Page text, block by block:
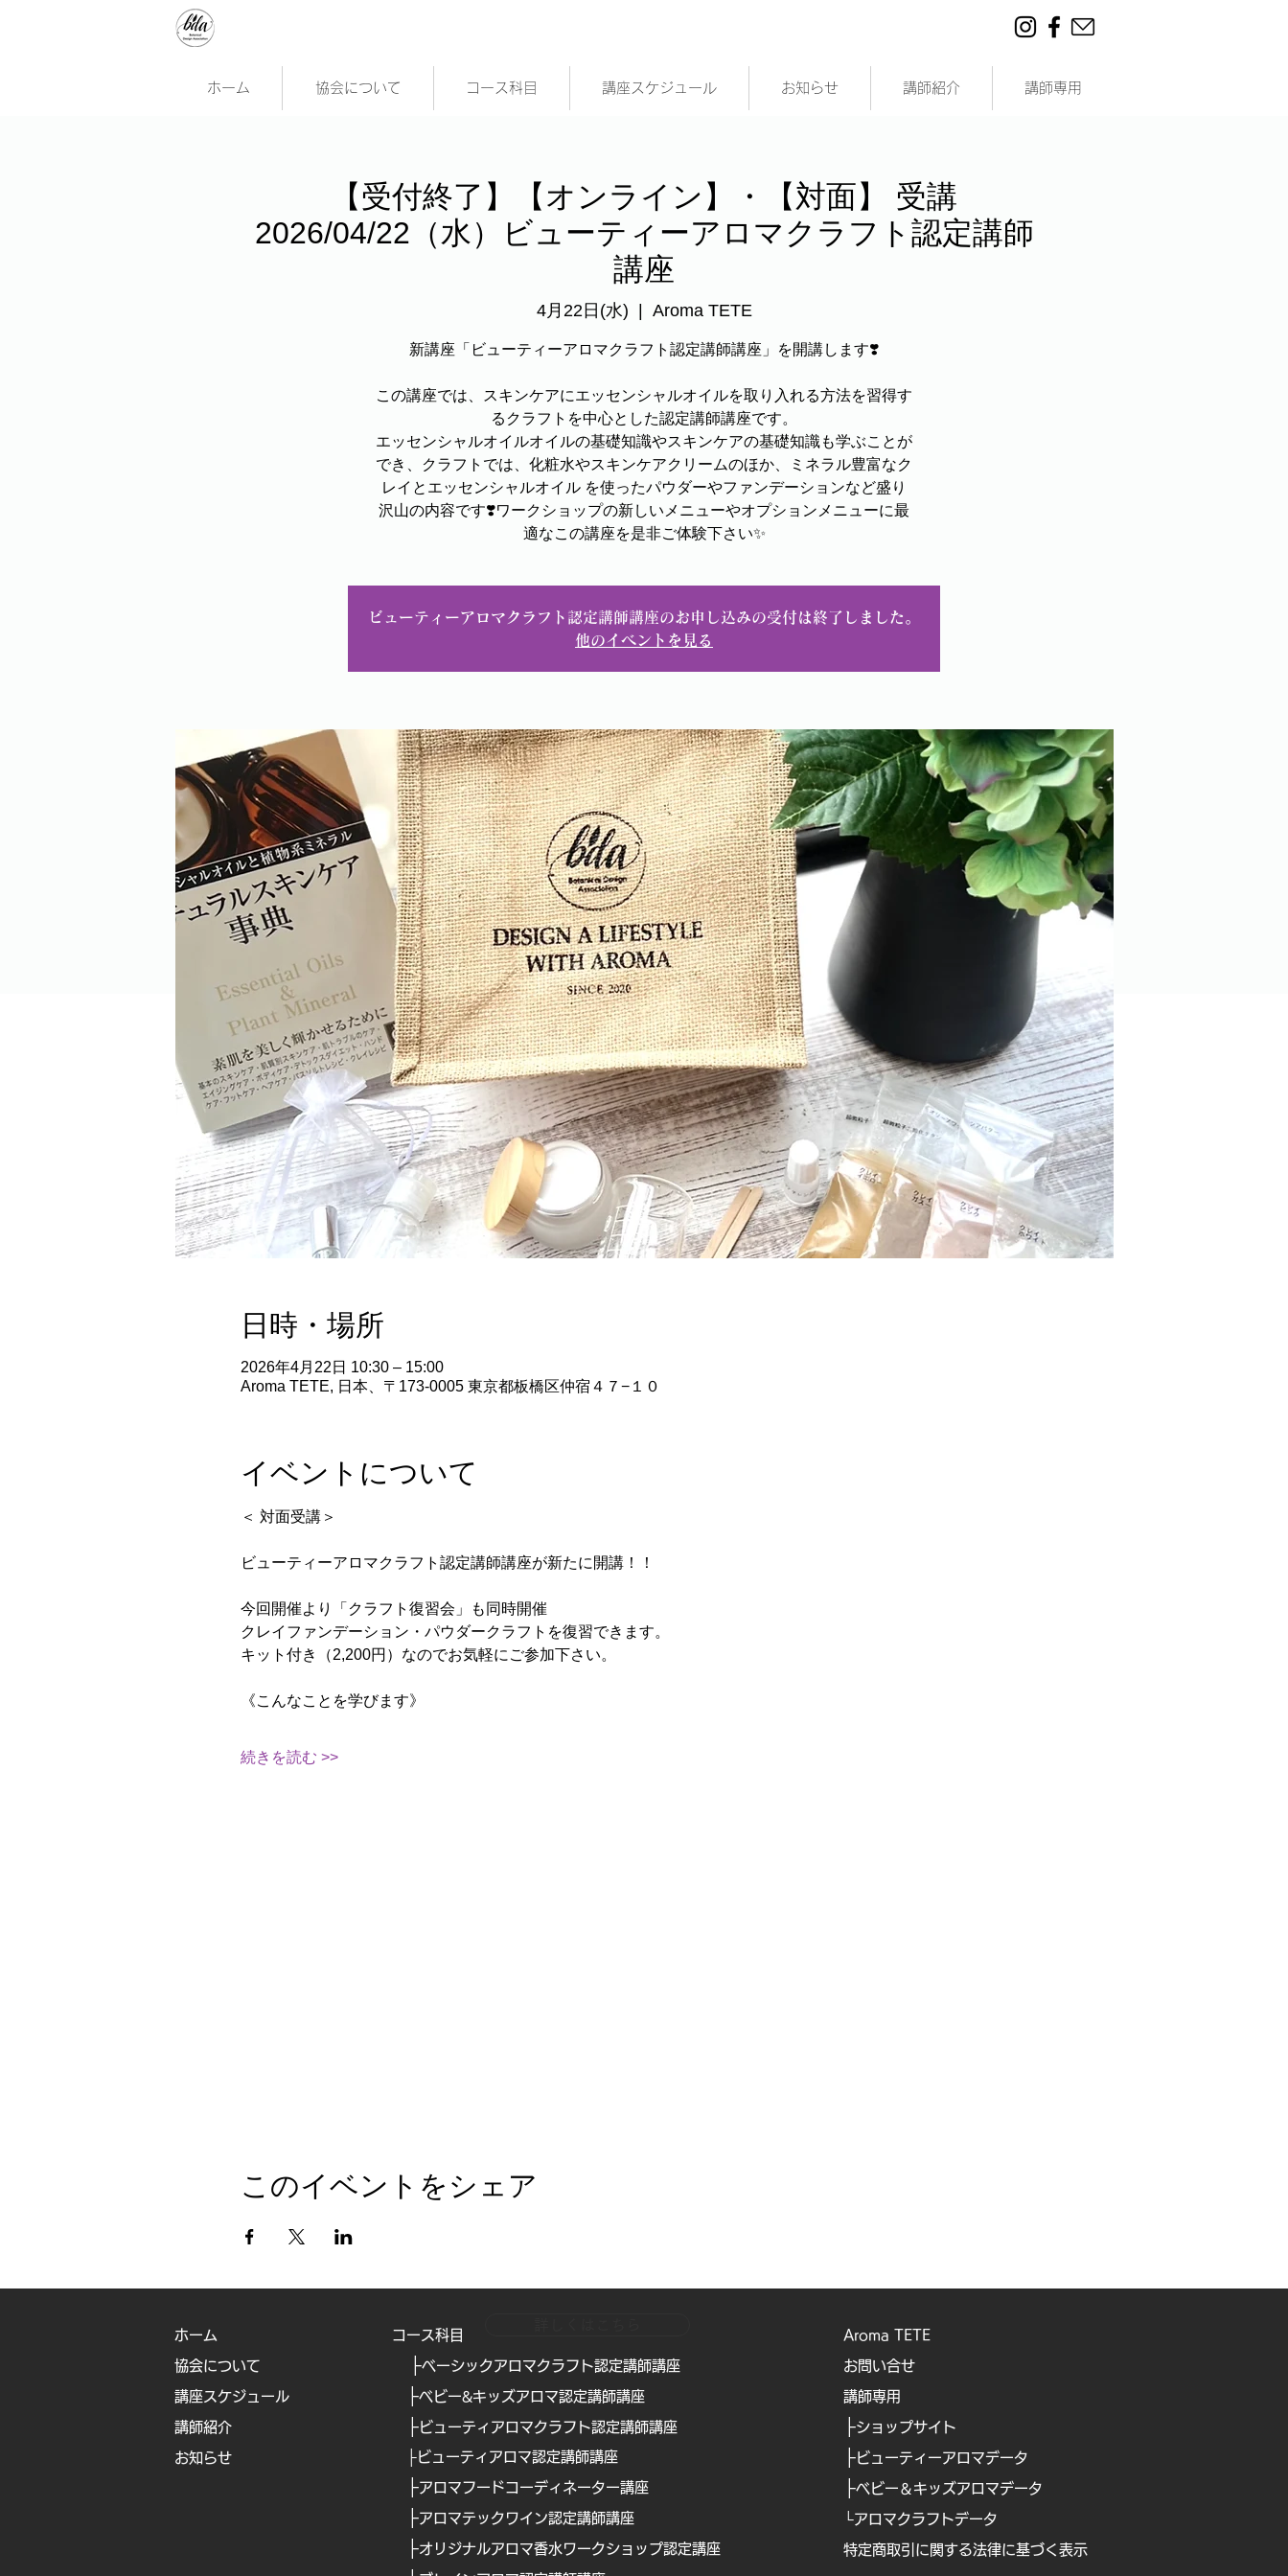
ホーム 協会について コース科目 講座スケジュール お知らせ 講師紹介 講師専用
【受付終了】【オンライン】・【対面】 受講
2026/04/22（水）ビューティーアロマクラフト認定講師
講座
4月22日(水)
  |
Aroma TETE
新講座「ビューティーアロマクラフト認定講師講座」を開講します❣️
この講座では、スキンケアにエッセンシャルオイルを取り入れる方法を習得す
るクラフトを中心とした認定講師講座です。
エッセンシャルオイルオイルの基礎知識やスキンケアの基礎知識も学ぶことが
でき、クラフトでは、化粧水やスキンケアクリームのほか、ミネラル豊富なク
レイとエッセンシャルオイル を使ったパウダーやファンデーションなど盛り
沢山の内容です❣️ワークショップの新しいメニューやオプションメニューに最
適なこの講座を是非ご体験下さい✨
ビューティーアロマクラフト認定講師講座のお申し込みの受付は終了しました。
他のイベントを見る
日時・場所
2026年4月22日 10:30 – 15:00
Aroma TETE, 日本、〒173-0005 東京都板橋区仲宿４７−１０
イベントについて
＜ 対面受講＞
ビューティーアロマクラフト認定講師講座が新たに開講！！
今回開催より「クラフト復習会」も同時開催
クレイファンデーション・パウダークラフトを復習できます。
キット付き（2,200円）なのでお気軽にご参加下さい。
《こんなことを学びます》
続きを読む >>
このイベントをシェア
ホーム
協会について
講座スケジュール
講師紹介
お知らせ
コース科目
├ベーシックアロマクラフト認定講師講座
├ベビー&キッズアロマ認定講師講座
├ ビューティアロマクラフト認定講師講座
├ ビューティアロマ認定講師講座
├アロマフードコーディネーター講座
├アロマテックワイン認定講師講座
├オリジナルアロマ香水ワークショップ認定講座
Aroma TETE
お問い合せ
​講師専用
├ショップサイト
├ ビューティーアロマデータ
├ベビー＆キッズアロマデータ
└アロマクラフトデータ
特定商取引に関する法律に基づく表示